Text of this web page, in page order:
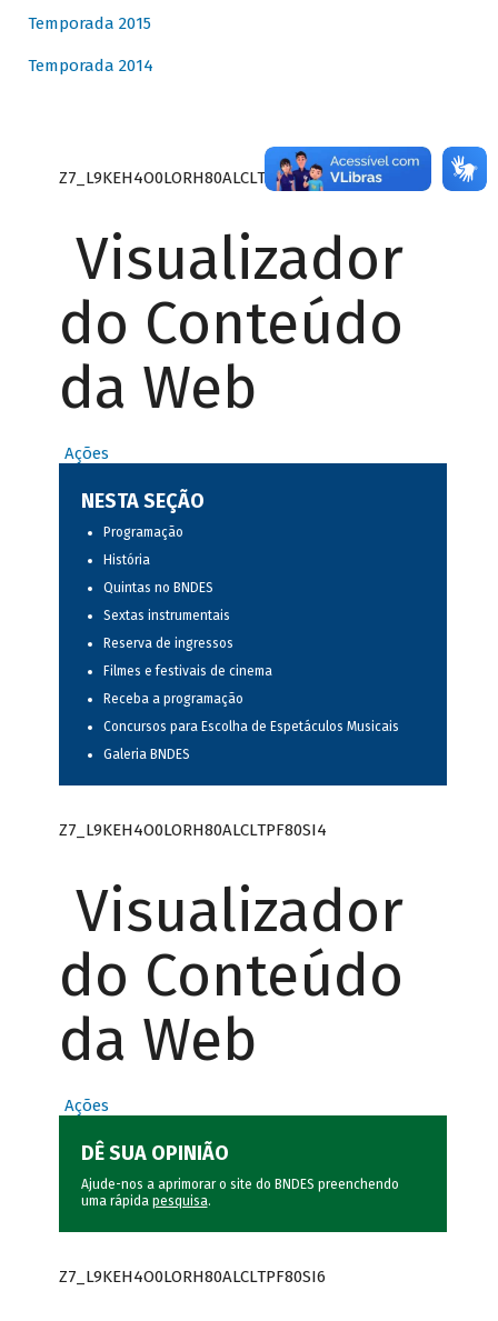
Temporada 2015
Temporada 2014
Z7_L9KEH4O0LORH80ALCLTPF80S27
Visualizador
do Conteúdo
da Web
Ações
NESTA SEÇÃO
Programação
História
Quintas no BNDES
Sextas instrumentais
Reserva de ingressos
Filmes e festivais de cinema
Receba a programação
Concursos para Escolha de Espetáculos Musicais
Galeria BNDES
Z7_L9KEH4O0LORH80ALCLTPF80SI4
Visualizador
do Conteúdo
da Web
Ações
DÊ SUA OPINIÃO
Ajude-nos a aprimorar o site do BNDES preenchendo
uma rápida pesquisa.
Z7_L9KEH4O0LORH80ALCLTPF80SI6